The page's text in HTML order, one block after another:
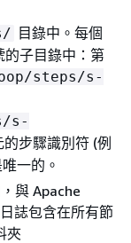
目錄中。每個
的子目錄中：第
steps/s-
s-
的步驟識別符 (例
一的。
與 Apache
誌包含在所有節
夾